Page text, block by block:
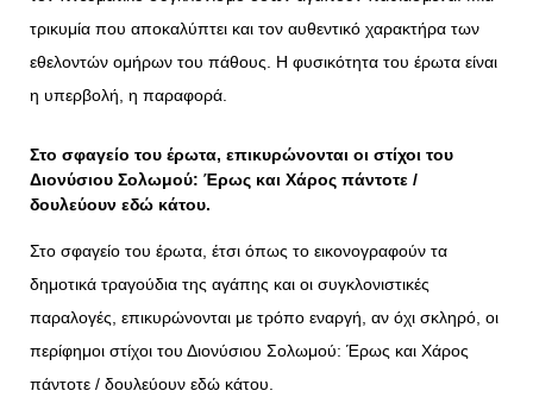
τρικυμία που αποκαλύπτει και τον αυθεντικό χαρακτήρα των
εθελοντών ομήρων του πάθους. Η φυσικότητα του έρωτα είναι
η υπερβολή, η παραφορά.
Στο σφαγείο του έρωτα, επικυρώνονται οι στίχοι του
Διονύσιου Σολωμού: Έρως και Χάρος πάντοτε /
δουλεύουν εδώ κάτου.
Στο σφαγείο του έρωτα, έτσι όπως το εικονογραφούν τα
δημοτικά τραγούδια της αγάπης και οι συγκλονιστικές
παραλογές, επικυρώνονται με τρόπο εναργή, αν όχι σκληρό, οι
περίφημοι στίχοι του Διονύσιου Σολωμού: Έρως και Χάρος
πάντοτε / δουλεύουν εδώ κάτου.